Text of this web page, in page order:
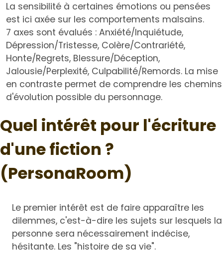
La sensibilité à certaines émotions ou pensées
est ici axée sur les comportements malsains.
7 axes sont évalués : Anxiété/Inquiétude,
Dépression/Tristesse, Colère/Contrariété,
Honte/Regrets, Blessure/Déception,
Jalousie/Perplexité, Culpabilité/Remords. La mise
en contraste permet de comprendre les chemins
d'évolution possible du personnage.
Quel intérêt pour l'écriture
d'une fiction ?
(PersonaRoom)
Le premier intérêt est de faire apparaître les
dilemmes, c'est-à-dire les sujets sur lesquels la
personne sera nécessairement indécise,
hésitante. Les "histoire de sa vie".